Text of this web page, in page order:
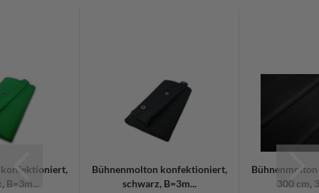
B=3m...
Bühnenmolton konfektioniert,
schwarz, B=3m...
300 cm,